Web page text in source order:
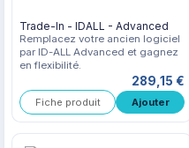
Trade-In - IDALL - Advanced
Remplacez votre ancien logiciel
par ID-ALL Advanced et gagnez
en flexibilité.
289,15 €
Fiche produit